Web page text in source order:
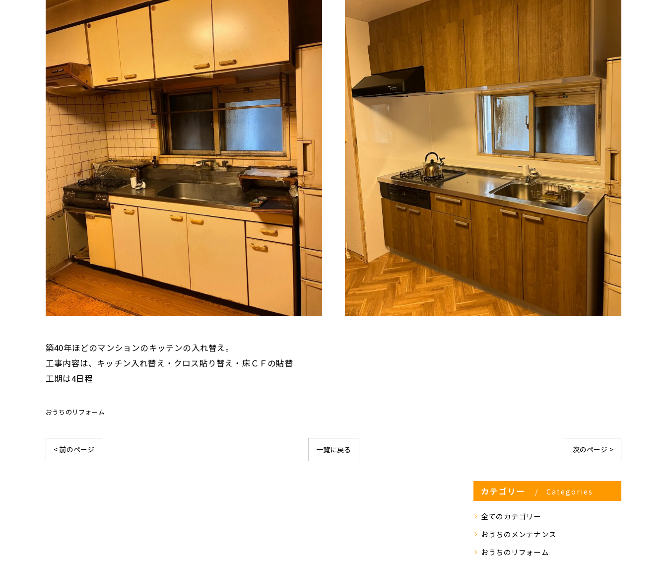
築40年ほどのマンションのキッチンの入れ替え。
工事内容は、キッチン入れ替え・クロス貼り替え・床ＣＦの貼替
工期は4日程
おうちのリフォーム
< 前のページ 一覧に戻る 次のページ >
カテゴリー Categories
全てのカテゴリー
おうちのメンテナンス
おうちのリフォーム